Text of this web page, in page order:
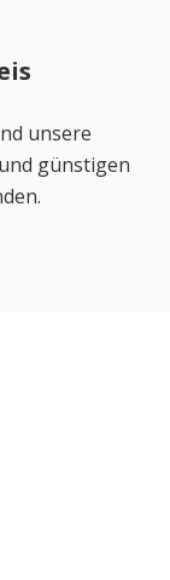
unsere
günstigen